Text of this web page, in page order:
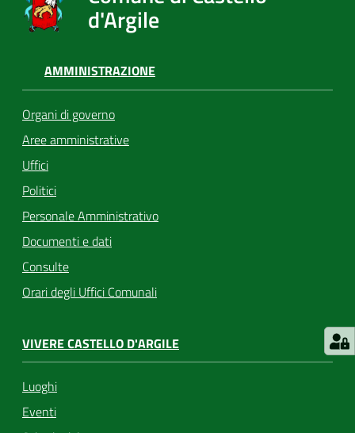
d'Argile
AMMINISTRAZIONE
Organi di governo
Aree amministrative
Uffici
Politici
Personale Amministrativo
Documenti e dati
Consulte
Orari degli Uffici Comunali
VIVERE CASTELLO D'ARGILE
Luoghi
Eventi